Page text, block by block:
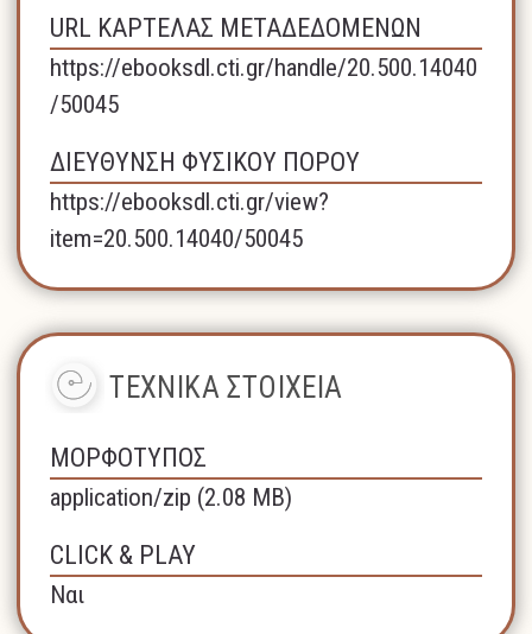
URL ΚΑΡΤΕΛΑΣ ΜΕΤΑΔΕΔΟΜΕΝΩΝ
https://ebooksdl.cti.gr/handle/20.500.14040
/50045
ΔΙΕΥΘΥΝΣΗ ΦΥΣΙΚΟΥ ΠΟΡΟΥ
https://ebooksdl.cti.gr/view?
item=20.500.14040/50045
ΤΕΧΝΙΚΑ ΣΤΟΙΧΕΙΑ
ΜΟΡΦΟΤΥΠΟΣ
application/zip (2.08 MB)
CLICK & PLAY
Ναι